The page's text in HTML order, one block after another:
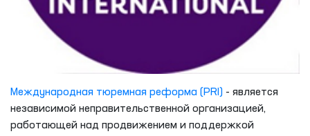
Международная тюремная реформа (PRI) - является
независимой неправительственной организацией,
работающей над продвижением и поддержкой